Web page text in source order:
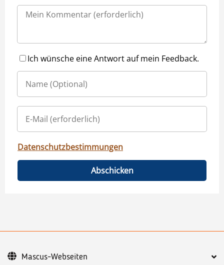
Ich wünsche eine Antwort auf mein Feedback.
Datenschutzbestimmungen
Abschicken
Mascus-Webseiten